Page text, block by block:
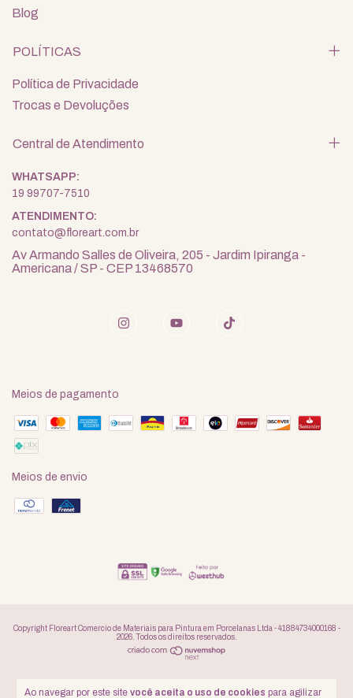
Ao navegar por este site você aceita o uso de cookies para agilizar
Blog
POLÍTICAS
Política de Privacidade
Trocas e Devoluções
Central de Atendimento
19 99707-7510
contato@floreart.com.br
Av Armando Salles de Oliveira, 205 - Jardim Ipiranga -
Americana / SP - CEP 13468570
Meios de pagamento
Meios de envio
Copyright Floreart Comercio de Materiais para Pintura em Porcelanas Ltda - 41884734000168 -
2026. Todos os direitos reservados.